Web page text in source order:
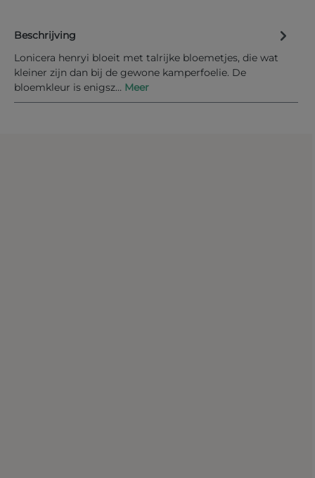
Informeer mij bij nieuwe voorraad
Beschrijving
Lonicera henryi bloeit met talrijke bloemetjes, die wat
kleiner zijn dan bij de gewone kamperfoelie. De
bloemkleur is enigsz… Meer